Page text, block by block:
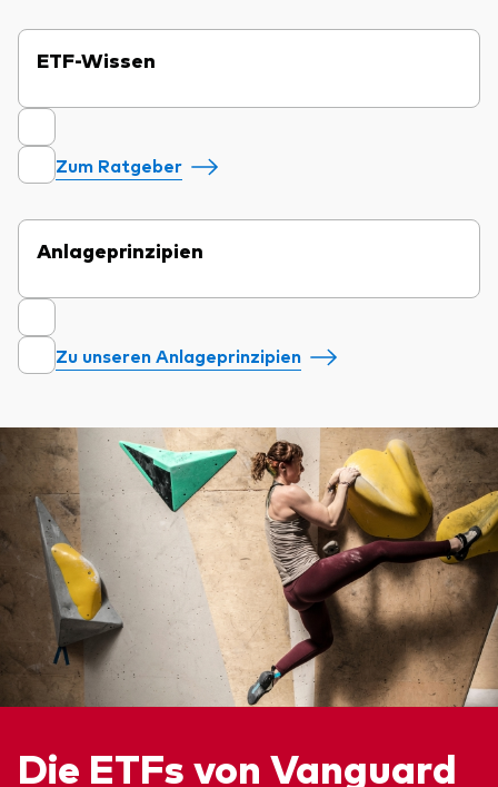
ETF-Wissen
Zum Ratgeber
Anlageprinzipien
Zu unseren Anlageprinzipien
Die ETFs von Vanguard